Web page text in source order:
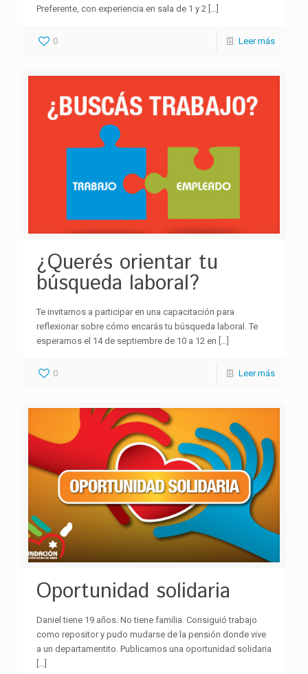
Preferente, con experiencia en sala de 1 y 2
0 Leer más
¿Querés orientar tu
búsqueda laboral?
Te invitamos a participar en una capacitación para
reflexionar sobre cómo encarás tu búsqueda laboral. Te
esperamos el 14 de septiembre de 10 a 12 en
0 Leer más
Oportunidad solidaria
Daniel tiene 19 años. No tiene familia. Consiguió trabajo
como repositor y pudo mudarse de la pensión donde vive
a un departamentito. Publicamos una oportunidad solidaria
[…]